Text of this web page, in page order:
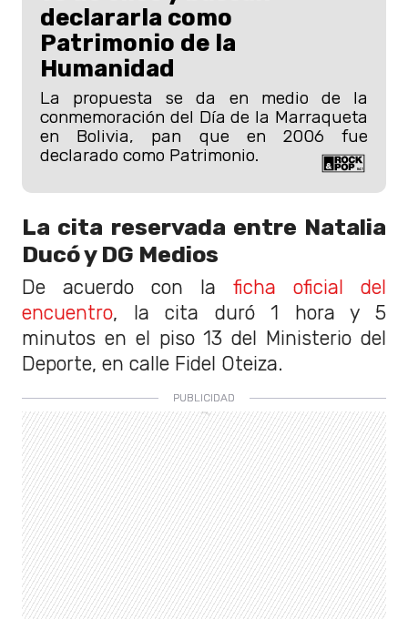
declararla como
Patrimonio de la
Humanidad
La propuesta se da en medio de la
conmemoración del Día de la Marraqueta
en Bolivia, pan que en 2006 fue
declarado como Patrimonio.
La cita reservada entre Natalia
Ducó y DG Medios
De acuerdo con la ficha oficial del
encuentro, la cita duró 1 hora y 5
minutos en el piso 13 del Ministerio del
Deporte, en calle Fidel Oteiza.